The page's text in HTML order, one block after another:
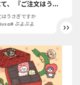
、 『ご注文はうさ
？BLOOM×ぷよぷ
UP SHOP ～ご注
はうさぎですか
# ぷよぷよ